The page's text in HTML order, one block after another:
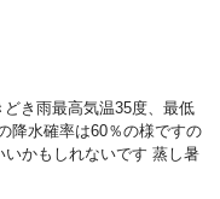
き雨最高気温35度、最低
降水確率は60％の様ですの
かもしれないです 蒸し暑